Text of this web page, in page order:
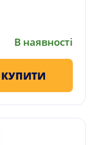
В наявності
КУПИТИ